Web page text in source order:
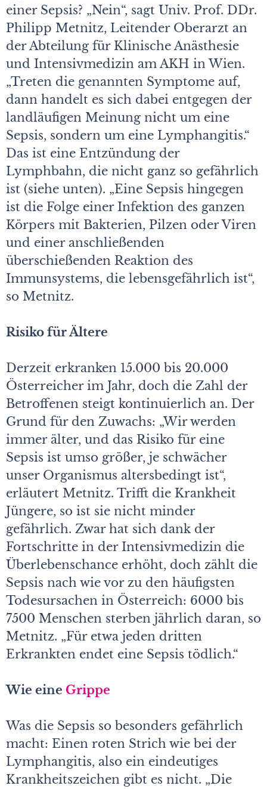
einer Sepsis? „Nein“, sagt Univ. Prof. DDr.
Philipp Metnitz, Leitender Oberarzt an
der Abteilung für Klinische Anästhesie
und Intensivmedizin am AKH in Wien.
„Treten die genannten Symptome auf,
dann handelt es sich dabei entgegen der
landläufigen Meinung nicht um eine
Sepsis, sondern um eine Lymphangitis.“
Das ist eine Entzündung der
Lymphbahn, die nicht ganz so gefährlich
ist (siehe unten). „Eine Sepsis hingegen
ist die Folge einer Infektion des ganzen
Körpers mit Bakterien, Pilzen oder Viren
und einer anschließenden
überschießenden Reaktion des
Immunsystems, die lebensgefährlich ist“,
so Metnitz.
Risiko für Ältere
Derzeit erkranken 15.000 bis 20.000
Österreicher im Jahr, doch die Zahl der
Betroffenen steigt kontinuierlich an. Der
Grund für den Zuwachs: „Wir werden
immer älter, und das Risiko für eine
Sepsis ist umso größer, je schwächer
unser Organismus altersbedingt ist“,
erläutert Metnitz. Trifft die Krankheit
Jüngere, so ist sie nicht minder
gefährlich. Zwar hat sich dank der
Fortschritte in der Intensivmedizin die
Überlebenschance erhöht, doch zählt die
Sepsis nach wie vor zu den häufigsten
Todesursachen in Österreich: 6000 bis
7500 Menschen sterben jährlich daran, so
Metnitz. „Für etwa jeden dritten
Erkrankten endet eine Sepsis tödlich.“
Wie eine Grippe
Was die Sepsis so besonders gefährlich
macht: Einen roten Strich wie bei der
Lymphangitis, also ein eindeutiges
Krankheitszeichen gibt es nicht. „Die